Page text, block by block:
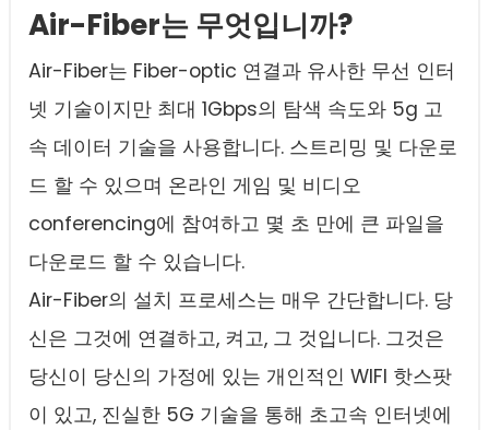
Air-Fiber는 무엇입니까?
Air-Fiber는 Fiber-optic 연결과 유사한 무선 인터
넷 기술이지만 최대 1Gbps의 탐색 속도와 5g 고
속 데이터 기술을 사용합니다. 스트리밍 및 다운로
드 할 수 있으며 온라인 게임 및 비디오
conferencing에 참여하고 몇 초 만에 큰 파일을
다운로드 할 수 있습니다.
Air-Fiber의 설치 프로세스는 매우 간단합니다. 당
신은 그것에 연결하고, 켜고, 그 것입니다. 그것은
당신이 당신의 가정에 있는 개인적인 WIFI 핫스팟
이 있고, 진실한 5G 기술을 통해 초고속 인터넷에